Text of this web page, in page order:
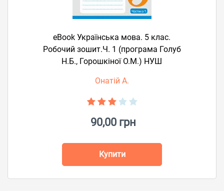
eBook Українська мова. 5 клас.
Робочий зошит.Ч. 1 (програма Голуб
Н.Б., Горошкіної О.М.) НУШ
Онатій А.
90,00 грн
Купити